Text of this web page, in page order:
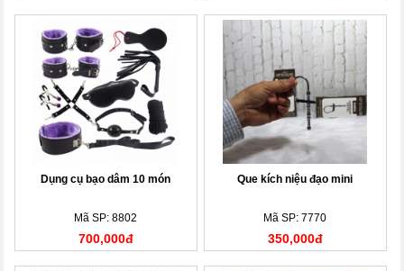
Dụng cụ bạo dâm 10 món
Mã SP: 8802
700,000đ
Que kích niệu đạo mini
Mã SP: 7770
350,000đ